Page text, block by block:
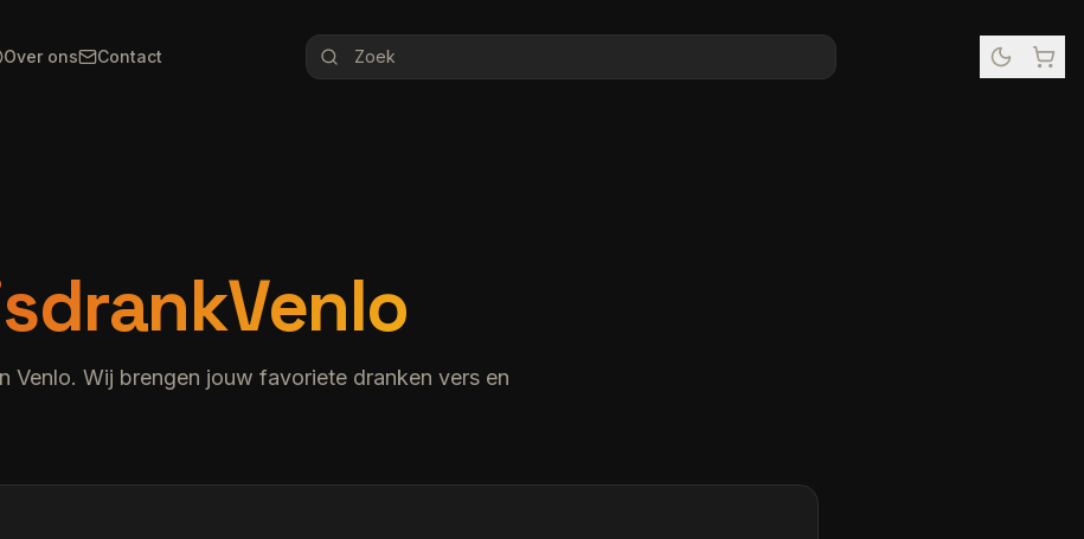
Over ons Contact
Venlo. Wij brengen jouw favoriete dranken vers en